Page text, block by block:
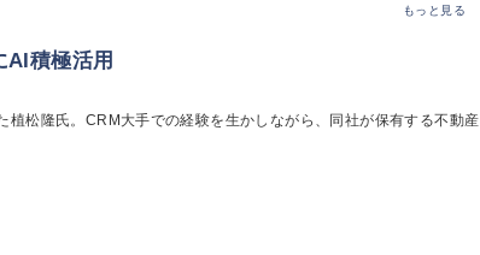
もっと見る
AI積極活用
松隆氏。CRM大手での経験を生かしながら、同社が保有する不動産